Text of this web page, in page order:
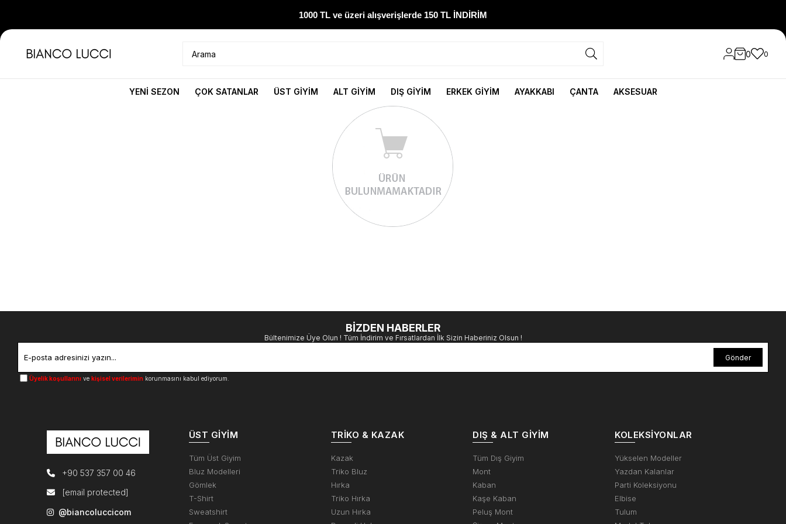
1000 TL ve üzeri alışverişlerde 150 TL İNDİRİM
300 TL ve üzeri alışverişlerde ÜCRETSİZ KARGO
1000 TL ve üzeri alışverişlerde 150 TL İNDİRİM
0 0
YENİ SEZON ÇOK SATANLAR ÜST GİYİM ALT GİYİM DIŞ GİYİM ERKEK GİYİM AYAKKABI ÇANTA AKSESUAR
BİZDEN HABERLER
Bültenimize Üye Olun ! Tüm İndirim ve Fırsatlardan İlk Sizin Haberiniz Olsun !
Gönder
Üyelik koşullarını ve kişisel verilerimin korunmasını kabul ediyorum.
+90 537 357 00 46
[email protected]
@biancoluccicom
ÜST GIYIM
Tüm Üst Giyim
Bluz Modelleri
Gömlek
T-Shirt
Sweatshirt
TRIKO & KAZAK
Kazak
Triko Bluz
Hırka
Triko Hırka
Uzun Hırka
DIŞ & ALT GIYIM
Tüm Dış Giyim
Mont
Kaban
Kaşe Kaban
Peluş Mont
KOLEKSIYONLAR
Yükselen Modeller
Yazdan Kalanlar
Parti Koleksiyonu
Elbise
Tulum